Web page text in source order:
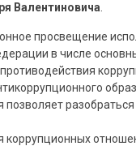
Валентиновича.
просвещение
в числе
позволяет
коррупционных